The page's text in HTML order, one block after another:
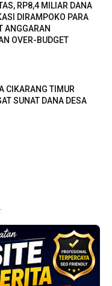
RP8,4 MILIAR DANA
DIRAMPOKO PARA
ANGGARAN
OVER-BUDGET
CIKARANG TIMUR
SUNAT DANA DESA